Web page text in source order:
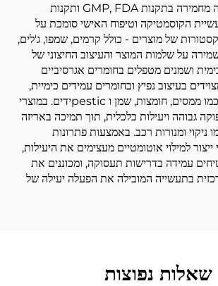
יבוש קרים תוך עמידה מחמירה בתקנות GMP, FDA ותקנות
הקוסמטיקה וטיפוח האישי סומכת על
של מוצרים - כולל קרמים, שמפו, ג'לים,
על שלמות המוצר והעיצוב החיצוני של
ושמנים מטפלים בחומרים אגרסיביים
בעיצוב נפיץ ובחומרים עמידים כימיית,
המתאימים למוצרים כמו ממסים, חומצות, שמן ו pesticידים. במוצרי
גבוהה ויעילות כלכלית, תוך תמיכה באריזה
ניקוי ומנורות רכב. באמצעות פתרונות
למילוי אוטומטיים מעצימים את היעילות,
עמידה בדרישות תעסוקה, ומכוננים את
בתעשייה המובילה את הפעלה יעילה של
שאלות נפוצות